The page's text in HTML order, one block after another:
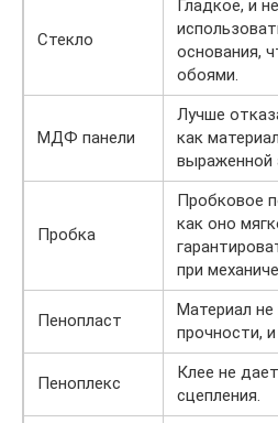
Стекло
Гладкое, и
основания,
обоями.
МДФ панели
Лучше
как
выраженной
Пробка
Пробковое
как оно
при
Пенопласт
Материал
прочности,
Пеноплекс
Клее не
сцепления.